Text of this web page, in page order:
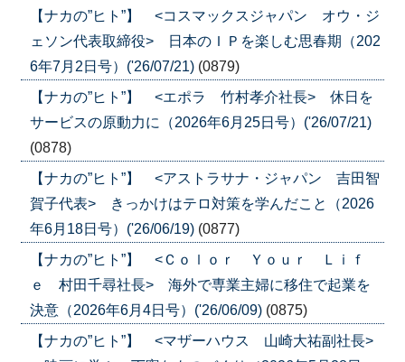
【ナカの”ヒト”】 <コスマックスジャパン オウ・ジ
ェソン代表取締役> 日本のＩＰを楽しむ思春期（202
6年7月2日号）('26/07/21) (0879)
【ナカの”ヒト”】 <エポラ 竹村孝介社長> 休日を
サービスの原動力に（2026年6月25日号）('26/07/21)
(0878)
【ナカの”ヒト”】 <アストラサナ・ジャパン 吉田智
賀子代表> きっかけはテロ対策を学んだこと（2026
年6月18日号）('26/06/19) (0877)
【ナカの”ヒト”】 <Ｃｏｌｏｒ Ｙｏｕｒ Ｌｉｆ
ｅ 村田千尋社長> 海外で専業主婦に移住で起業を
決意（2026年6月4日号）('26/06/09) (0875)
【ナカの”ヒト”】 <マザーハウス 山崎大祐副社長>